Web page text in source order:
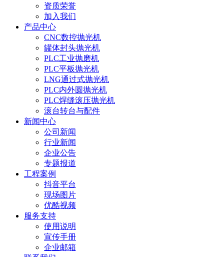
资质荣誉
加入我们
产品中心
CNC数控抛光机
罐体封头抛光机
PLC工业抛磨机
PLC平板抛光机
LNG通过式抛光机
PLC内外圆抛光机
PLC焊缝滚压抛光机
滚台转台与配件
新闻中心
公司新闻
行业新闻
企业公告
专题报道
工程案例
抖音平台
现场图片
优酷视频
服务支持
使用说明
宣传手册
企业邮箱